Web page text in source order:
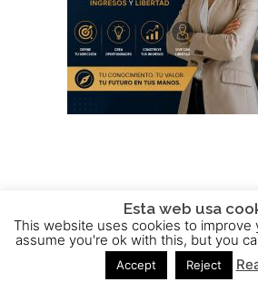
2015 - 2025 © Powered by
Esta web usa
This website uses cookies to improve
assume you're ok with this, but you
Accept Reject